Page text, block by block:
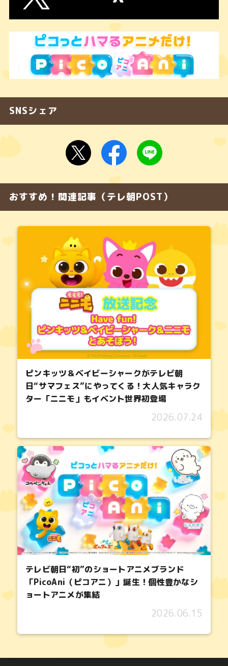
SNSシェア
おすすめ！関連記事（テレ朝POST）
ピンキッツ＆ベイビーシャークがテレビ朝
日“サマフェス”にやってくる！大人気キャラク
ター「ニニモ」もイベント世界初登場
2026.07.24
テレビ朝日“初”のショートアニメブランド
「PicoAni（ピコアニ）」誕生！個性豊かなシ
ョートアニメが集結
2026.06.15